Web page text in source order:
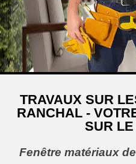
TRAVAUX SUR
RANCHAL -
SUR
Fenêtre matériaux